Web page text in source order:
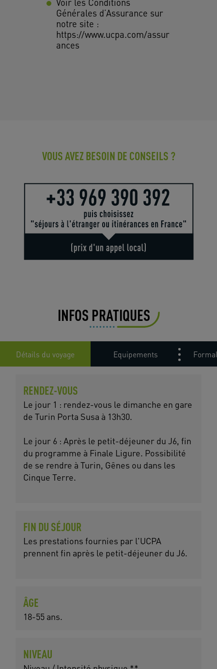
Voir les Conditions
Générales d’Assurance sur
notre site :
https://www.ucpa.com/assur
ances
VOUS AVEZ BESOIN DE CONSEILS ?
INFOS PRATIQUES
Détails du voyage Equipements
RENDEZ-VOUS
Le jour 1 : rendez-vous le dimanche en gare
de Turin Porta Susa à 13h30.
Le jour 6 : Après le petit-déjeuner du J6, fin
du programme à Finale Ligure. Possibilité
de se rendre à Turin, Gênes ou dans les
Cinque Terre.
FIN DU SÉJOUR
Les prestations fournies par l'UCPA
prennent fin après le petit-déjeuner du J6.
ÂGE
18-55 ans.
NIVEAU